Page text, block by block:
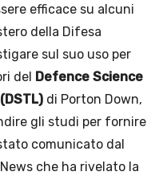
efficace su alcuni
della Difesa
sul suo uso per
del Defence Science
di Porton Down,
gli studi per fornire
comunicato dal
che ha rivelato la